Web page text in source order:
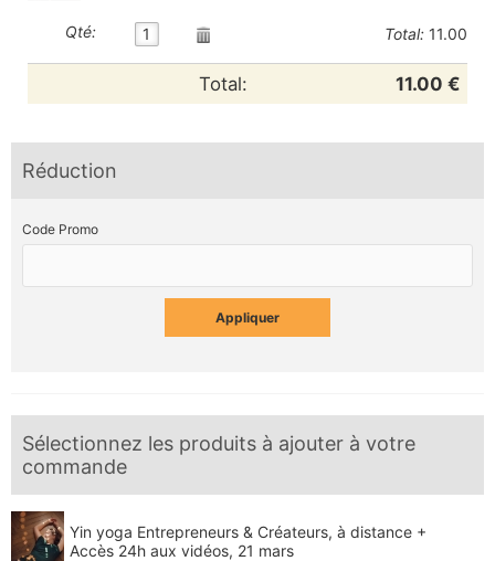
Qté: 1 Total: 11.00
11.00 €
Total:
Réduction
Code Promo
Appliquer
Sélectionnez les produits à ajouter à votre
commande
Yin yoga Entrepreneurs & Créateurs, à distance +
Accès 24h aux vidéos, 21 mars